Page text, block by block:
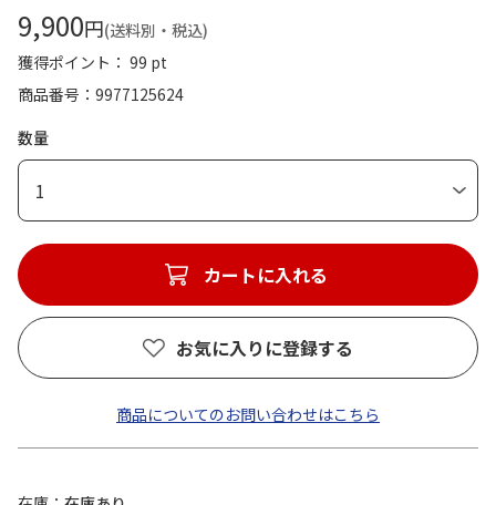
9,900円(送料別・税込)
獲得ポイント： 99 pt
商品番号
9977125624
数量
1
カートに入れる
お気に入りに登録する
商品についてのお問い合わせはこちら